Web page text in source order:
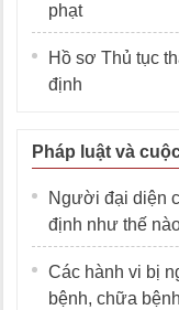
phạt
Hồ sơ Thủ tục
định
Pháp luật và
Người đại diện
định như thế
Các hành vi bị
bệnh, chữa bệnh